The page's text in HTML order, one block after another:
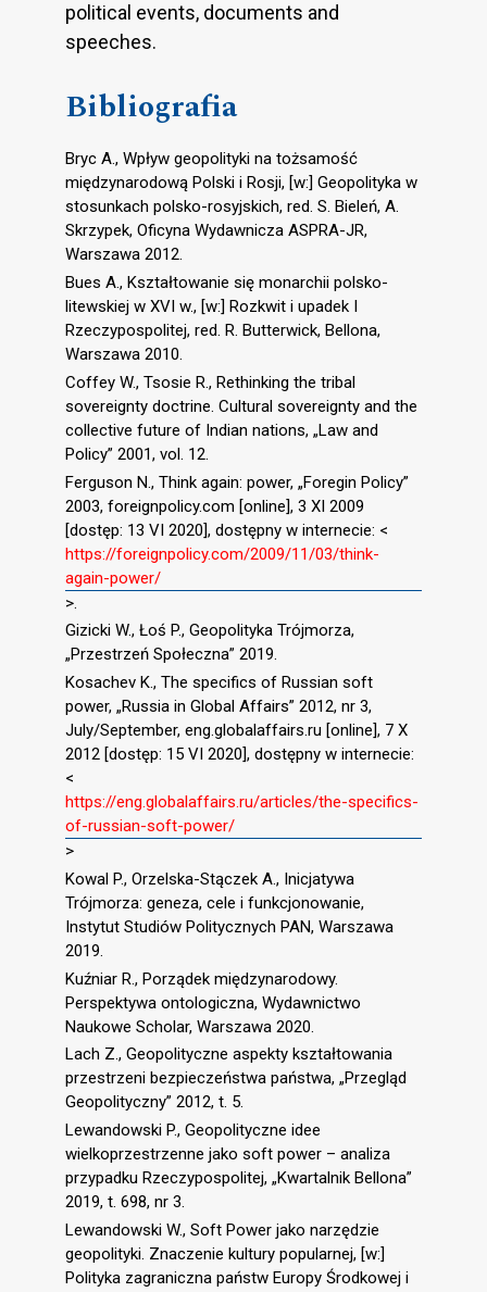
political events, documents and
speeches.
Bibliografia
Bryc A., Wpływ geopolityki na tożsamość
międzynarodową Polski i Rosji, [w:] Geopolityka w
stosunkach polsko-rosyjskich, red. S. Bieleń, A.
Skrzypek, Oficyna Wydawnicza ASPRA-JR,
Warszawa 2012.
Bues A., Kształtowanie się monarchii polsko-
litewskiej w XVI w., [w:] Rozkwit i upadek I
Rzeczypospolitej, red. R. Butterwick, Bellona,
Warszawa 2010.
Coffey W., Tsosie R., Rethinking the tribal
sovereignty doctrine. Cultural sovereignty and the
collective future of Indian nations, „Law and
Policy” 2001, vol. 12.
Ferguson N., Think again: power, „Foregin Policy”
2003, foreignpolicy.com [online], 3 XI 2009
[dostęp: 13 VI 2020], dostępny w internecie: <
https://foreignpolicy.com/2009/11/03/think-
again-power/
>.
Gizicki W., Łoś P., Geopolityka Trójmorza,
„Przestrzeń Społeczna” 2019.
Kosachev K., The specifics of Russian soft
power, „Russia in Global Affairs” 2012, nr 3,
July/September, eng.globalaffairs.ru [online], 7 X
2012 [dostęp: 15 VI 2020], dostępny w internecie:
<
https://eng.globalaffairs.ru/articles/the-specifics-
of-russian-soft-power/
>
Kowal P., Orzelska-Stączek A., Inicjatywa
Trójmorza: geneza, cele i funkcjonowanie,
Instytut Studiów Politycznych PAN, Warszawa
2019.
Kuźniar R., Porządek międzynarodowy.
Perspektywa ontologiczna, Wydawnictwo
Naukowe Scholar, Warszawa 2020.
Lach Z., Geopolityczne aspekty kształtowania
przestrzeni bezpieczeństwa państwa, „Przegląd
Geopolityczny” 2012, t. 5.
Lewandowski P., Geopolityczne idee
wielkoprzestrzenne jako soft power – analiza
przypadku Rzeczypospolitej, „Kwartalnik Bellona”
2019, t. 698, nr 3.
Lewandowski W., Soft Power jako narzędzie
geopolityki. Znaczenie kultury popularnej, [w:]
Polityka zagraniczna państw Europy Środkowej i